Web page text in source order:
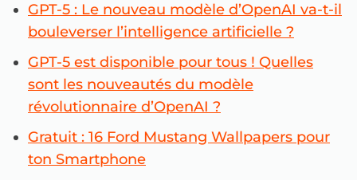
GPT-5 : Le nouveau modèle d’OpenAI va-t-il
bouleverser l’intelligence artificielle ?
GPT-5 est disponible pour tous ! Quelles
sont les nouveautés du modèle
révolutionnaire d’OpenAI ?
Gratuit : 16 Ford Mustang Wallpapers pour
ton Smartphone